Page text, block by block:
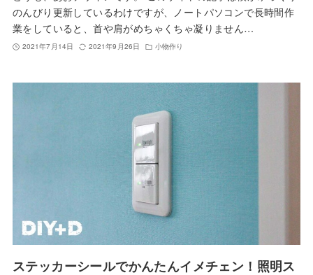
のんびり更新しているわけですが、ノートパソコンで長時間作
業をしていると、首や肩がめちゃくちゃ凝りません…
2021年7月14日 2021年9月26日 小物作り
ステッカーシールでかんたんイメチェン！照明ス